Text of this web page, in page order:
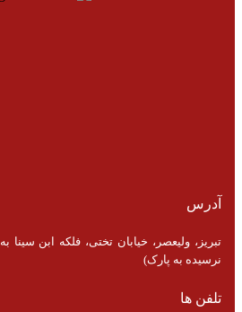
آدرس
نرسیده به پارک)
تلفن ها